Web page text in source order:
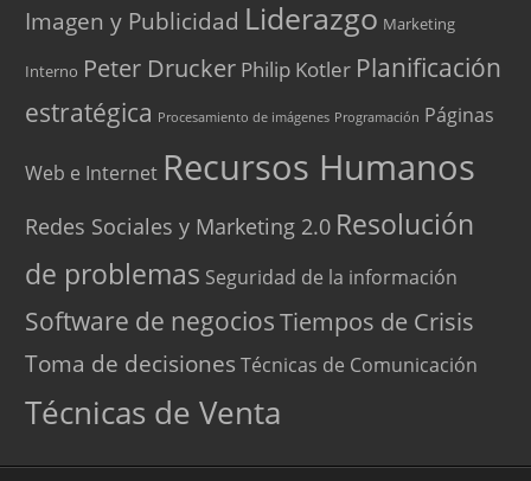
Imagen y Publicidad Liderazgo Marketing
Interno Peter Drucker Philip Kotler Planificación
estratégica Procesamiento de imágenes Programación Páginas
Web e Internet Recursos Humanos
Redes Sociales y Marketing 2.0 Resolución
de problemas Seguridad de la información
Software de negociosTiempos de Crisis
Toma de decisiones Técnicas de Comunicación
Técnicas de Venta